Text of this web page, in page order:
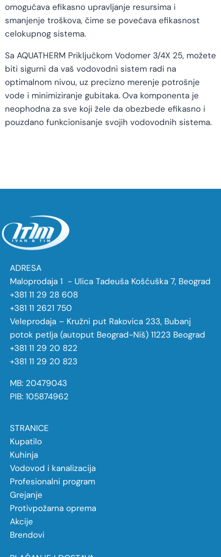
omogućava efikasno upravljanje resursima i
smanjenje troškova, čime se povećava efikasnost
celokupnog sistema.
Sa AQUATHERM Priključkom Vodomer 3/4X 25, možete
biti sigurni da vaš vodovodni sistem radi na
optimalnom nivou, uz precizno merenje potrošnje
vode i minimiziranje gubitaka. Ova komponenta je
neophodna za sve koji žele da obezbede efikasno i
pouzdano funkcionisanje svojih vodovodnih sistema.
ADRESA
Maloprodaja 1 - Ulica Tadeuša Košćuška 7, Beograd
+381 11 29 28 608
+381 11 2621 750
Veleprodaja – Kružni put Rakovica 233, Bubanj
potok petlja (autoput Beograd-Niš) 11223 Beograd
+381 11 29 20 822
+381 11 29 20 823
MB: 20479043
PIB: 105874962
STRANICE
Kupatilo
Kuhinja
Vodovod i kanalizacija
Profesionalni program
Grejanje
Protivpožarna oprema
Akcije
Brendovi